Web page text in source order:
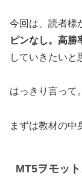
今回は、読者様
ピンなし。高勝
していきたいと
はっきり言って。
まずは教材の中
MT5ヲモッ